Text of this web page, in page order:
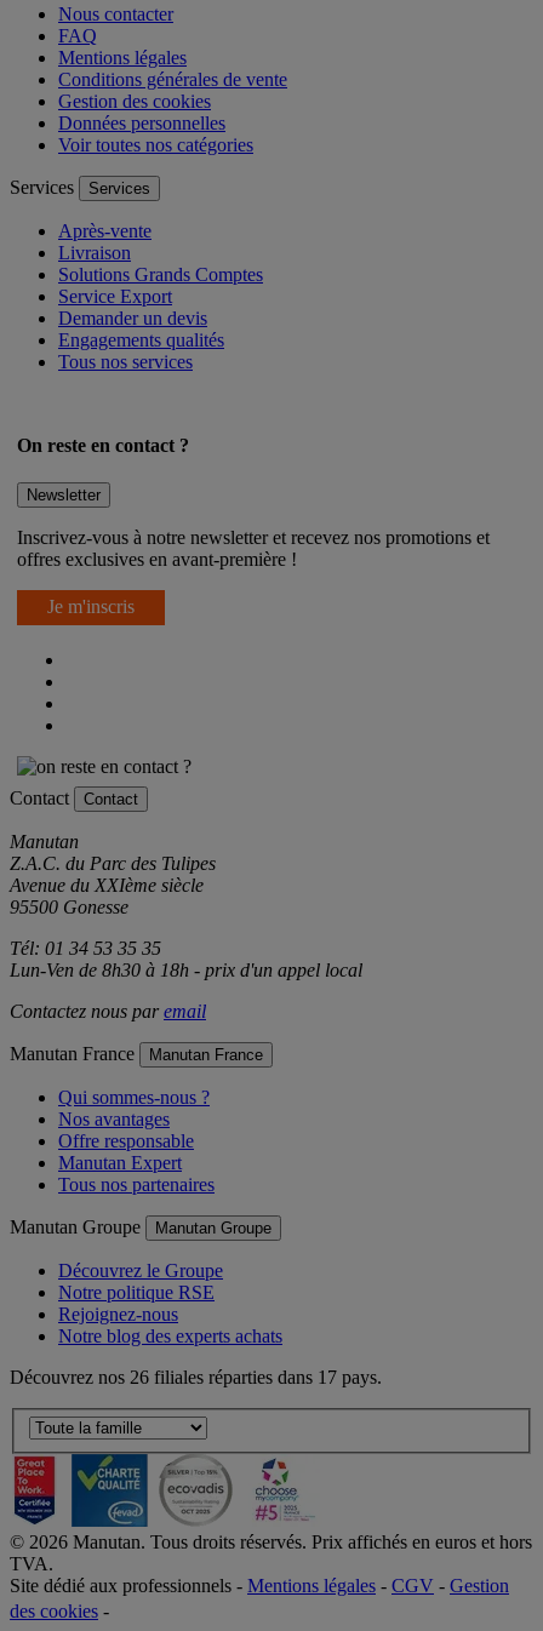
Nous contacter
FAQ
Mentions légales
Conditions générales de vente
Gestion des cookies
Données personnelles
Voir toutes nos catégories
Services Services
Après-vente
Livraison
Solutions Grands Comptes
Service Export
Demander un devis
Engagements qualités
Tous nos services
On reste en contact ?
Newsletter
Inscrivez-vous à notre newsletter et recevez nos promotions et
offres exclusives en avant-première !
Je m'inscris
Contact Contact
Manutan
Z.A.C. du Parc des Tulipes
Avenue du XXIème siècle
95500 Gonesse
Tél: 01 34 53 35 35
Lun-Ven de 8h30 à 18h - prix d'un appel local
Contactez nous paremail
Manutan France Manutan France
Qui sommes-nous ?
Nos avantages
Offre responsable
Manutan Expert
Tous nos partenaires
Manutan Groupe Manutan Groupe
Découvrez le Groupe
Notre politique RSE
Rejoignez-nous
Notre blog des experts achats
Découvrez nos 26 filiales réparties dans 17 pays.
© 2026 Manutan. Tous droits réservés. Prix affichés en euros et hors
TVA.
Site dédié aux professionnels - Mentions légales - CGV - Gestion
des cookies -